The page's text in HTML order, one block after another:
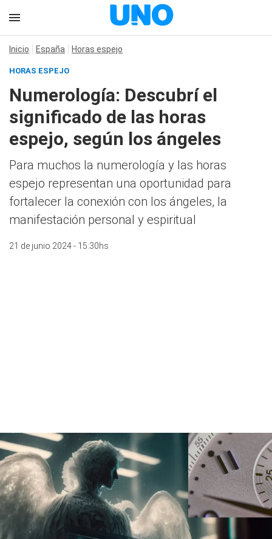
Inicio España Horas espejo
HORAS ESPEJO
Numerología: Descubrí el
significado de las horas
espejo, según los ángeles
Para muchos la numerología y las horas
espejo representan una oportunidad para
fortalecer la conexión con los ángeles, la
manifestación personal y espiritual
21 de junio 2024 - 15:30hs